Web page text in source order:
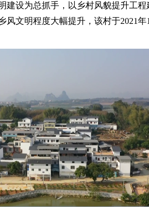
建设为总抓手，以乡村风貌提升工程
风文明程度大幅提升，该村于2021年